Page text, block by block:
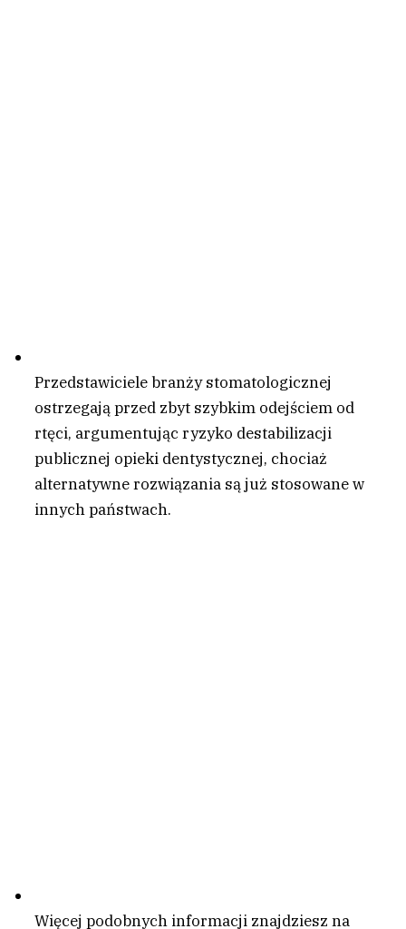
Przedstawiciele branży stomatologicznej
ostrzegają przed zbyt szybkim odejściem od
rtęci, argumentując ryzyko destabilizacji
publicznej opieki dentystycznej, chociaż
alternatywne rozwiązania są już stosowane w
innych państwach.
Więcej podobnych informacji znajdziesz na